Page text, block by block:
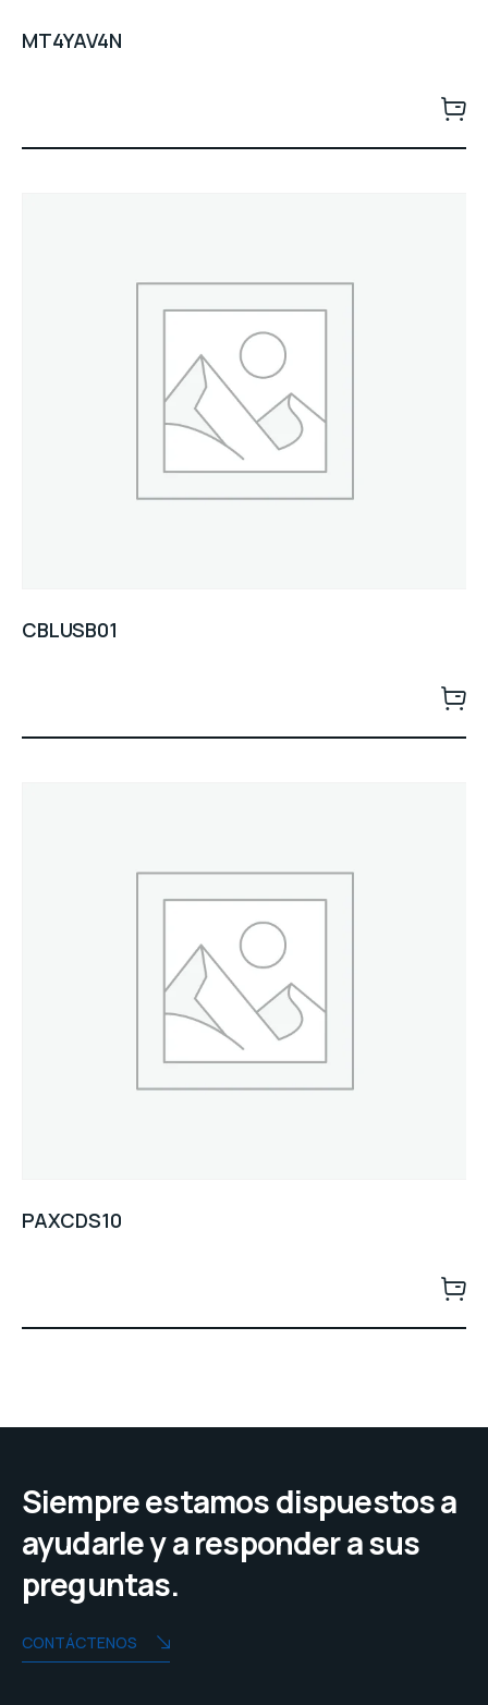
MT4YAV4N
CBLUSB01
PAXCDS10
Siempre estamos dispuestos a
ayudarle y a responder a sus
preguntas.
CONTÁCTENOS